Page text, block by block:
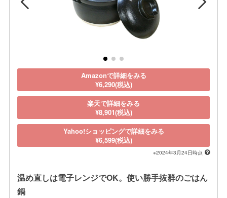
Amazonで詳細をみる
¥6,290(税込)
楽天で詳細をみる
¥8,901(税込)
Yahoo!ショッピングで詳細をみる
¥6,599(税込)
※2024年3月24日時点
温め直しは電子レンジでOK。使い勝手抜群のごはん
鍋